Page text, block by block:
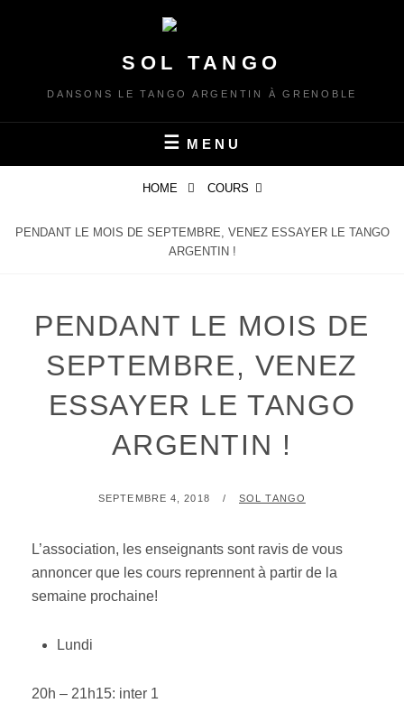
SOL TANGO
DANSONS LE TANGO ARGENTIN À GRENOBLE
MENU
HOME COURS
PENDANT LE MOIS DE SEPTEMBRE, VENEZ ESSAYER LE TANGO
ARGENTIN !
PENDANT LE MOIS DE
SEPTEMBRE, VENEZ
ESSAYER LE TANGO
ARGENTIN !
POSTED
SEPTEMBRE 4, 2018 BY
SOL TANGO
L’association, les enseignants sont ravis de vous
annoncer que les cours reprennent à partir de la
semaine prochaine!
Lundi
20h – 21h15: inter 1